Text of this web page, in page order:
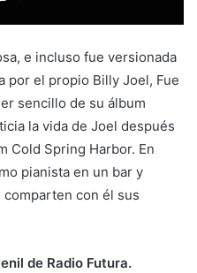
e incluso fue versionada
por el propio Billy Joel, Fue
sencillo de su álbum
la vida de Joel después
Cold Spring Harbor. En
pianista en un bar y
con él sus
de Radio Futura.